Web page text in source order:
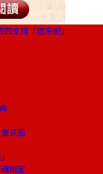
支持「連宋配」
見面
甫定